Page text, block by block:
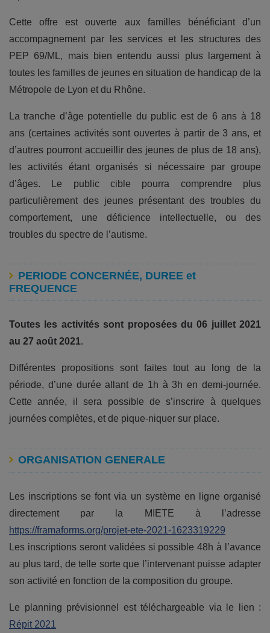
Cette offre est ouverte aux familles bénéficiant d’un
accompagnement par les services et les structures des
PEP 69/ML, mais bien entendu aussi plus largement à
toutes les familles de jeunes en situation de handicap de la
Métropole de Lyon et du Rhône.
La tranche d’âge potentielle du public est de 6 ans à 18
ans (certaines activités sont ouvertes à partir de 3 ans, et
d’autres pourront accueillir des jeunes de plus de 18 ans),
les activités étant organisés si nécessaire par groupe
d’âges. Le public cible pourra comprendre plus
particulièrement des jeunes présentant des troubles du
comportement, une déficience intellectuelle, ou des
troubles du spectre de l’autisme.
PERIODE CONCERNÉE, DUREE et
FREQUENCE
Toutes les activités sont proposées du 06 juillet 2021
au 27 août 2021.
Différentes propositions sont faites tout au long de la
période, d’une durée allant de 1h à 3h en demi-journée.
Cette année, il sera possible de s’inscrire à quelques
journées complètes, et de pique-niquer sur place.
ORGANISATION GENERALE
Les inscriptions se font via un système en ligne organisé
directement par la MIETE à l’adresse
https://framaforms.org/projet-ete-2021-1623319229
Les inscriptions seront validées si possible 48h à l’avance
au plus tard, de telle sorte que l’intervenant puisse adapter
son activité en fonction de la composition du groupe.
Le planning prévisionnel est téléchargeable via le lien :
Répit 2021